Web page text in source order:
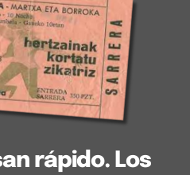
rápido. Los